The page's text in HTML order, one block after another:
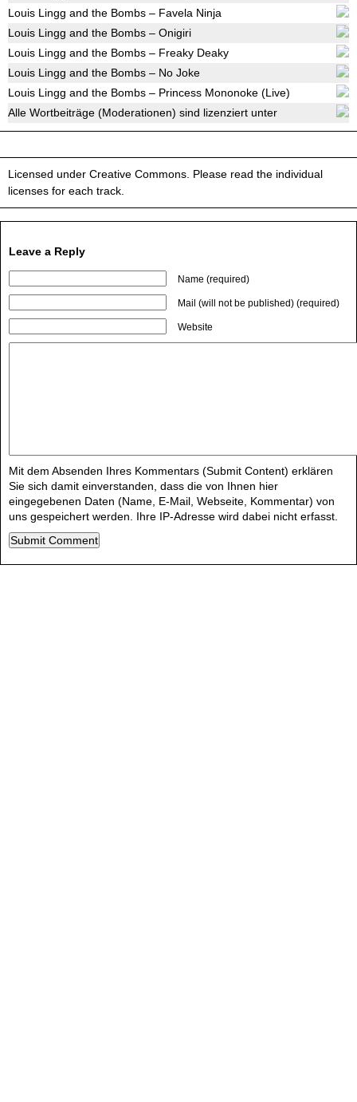
Louis Lingg and the Bombs – Favela Ninja
Louis Lingg and the Bombs – Onigiri
Louis Lingg and the Bombs – Freaky Deaky
Louis Lingg and the Bombs – No Joke
Louis Lingg and the Bombs – Princess Mononoke (Live)
Alle Wortbeiträge (Moderationen) sind lizenziert unter
Licensed under Creative Commons. Please read the individual
licenses for each track.
Leave a Reply
Name (required)
Mail (will not be published) (required)
Website
Mit dem Absenden Ihres Kommentars (Submit Content) erklären
Sie sich damit einverstanden, dass die von Ihnen hier
eingegebenen Daten (Name, E-Mail, Webseite, Kommentar) von
uns gespeichert werden. Ihre IP-Adresse wird dabei nicht erfasst.